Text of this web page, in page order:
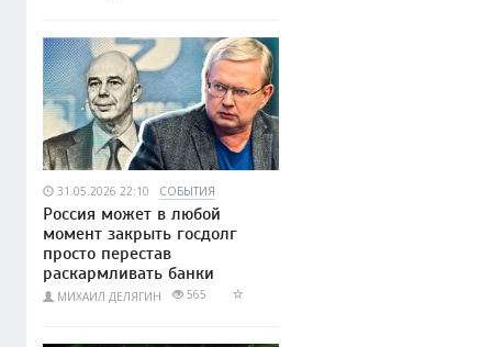
31.05.2026 22:10 СОБЫТИЯ
Россия может в любой
момент закрыть госдолг
просто перестав
раскармливать банки
МИХАИЛ ДЕЛЯГИН 565